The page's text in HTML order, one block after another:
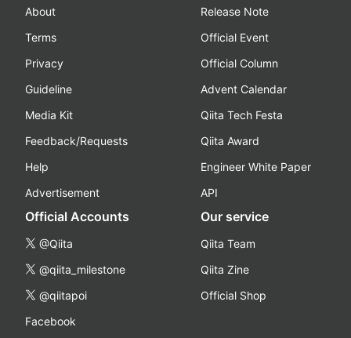
About
Terms
Privacy
Guideline
Media Kit
Feedback/Requests
Help
Advertisement
Release Note
Official Event
Official Column
Advent Calendar
Qiita Tech Festa
Qiita Award
Engineer White Paper
API
Official Accounts
@Qiita
@qiita_milestone
@qiitapoi
Facebook
Our service
Qiita Team
Qiita Zine
Official Shop